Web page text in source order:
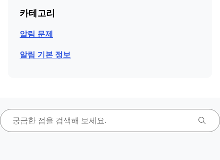
카테고리
알림 문제
알림 기본 정보